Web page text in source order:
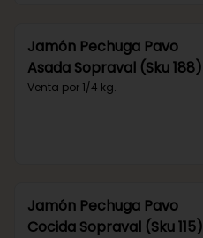
Jamón Pechuga Pavo
Asada Sopraval (Sku 188)
Venta por 1/4 kg.
Jamón Pechuga Pavo
Cocida Sopraval (Sku 115)